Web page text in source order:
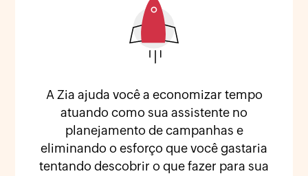
A Zia ajuda você a economizar tempo
atuando como sua assistente no
planejamento de campanhas e
eliminando o esforço que você gastaria
tentando descobrir o que fazer para sua